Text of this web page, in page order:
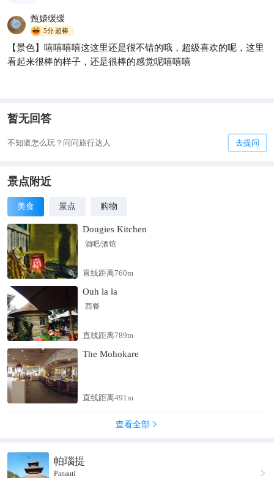
甄嬛缓缓
5分超棒
【景色】嘻嘻嘻嘻这这里还是很不错的哦，超级喜欢的呢，这里
看起来很棒的样子，还是很棒的感觉呢嘻嘻嘻
暂无回答
不知道怎么玩？问问旅行达人 去提问
景点附近
美食 景点 购物
Dougies Kitchen
酒吧/酒馆
直线距离760m
Ouh la la
西餐
直线距离789m
The Mohokare
直线距离491m
查看全部 
帕瑙提
Panauti 